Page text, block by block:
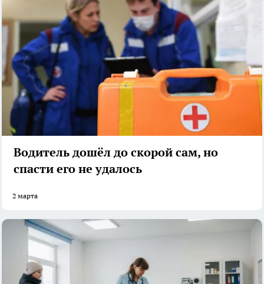
Водитель дошёл до скорой сам, но
спасти его не удалось
2 марта